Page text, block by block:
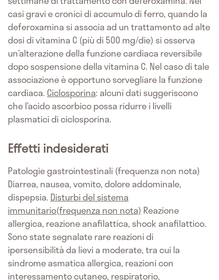
casi gravi e cronici di accumulo di ferro, quando la
deferoxamina si associa ad un trattamento ad alte
dosi di vitamina C (più di 500 mg/die) si osserva
un’alterazione della funzione cardiaca reversibile
dopo sospensione della vitamina C. Nel caso di tale
associazione è opportuno sorvegliare la funzione
cardiaca. Ciclosporina: alcuni dati suggeriscono
che l’acido ascorbico possa ridurre i livelli
plasmatici di ciclosporina.
Effetti indesiderati
Patologie gastrointestinali (frequenza non nota)
Diarrea, nausea, vomito, dolore addominale,
dispepsia. Disturbi del sistema
immunitario(frequenza non nota) Reazione
allergica, reazione anafilattica, shock anafilattico.
Sono state segnalate rare reazioni di
ipersensibilità da lievi a moderate, tra cui la
sindrome asmatica allergica, reazioni con
interessamento cutaneo, respiratorio,